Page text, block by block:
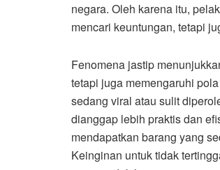
negara. Oleh karena itu,
mencari keuntungan, tetapi
Fenomena jastip
tetapi juga memengaruhi
sedang viral atau sulit
dianggap lebih praktis dan
mendapatkan barang yang
Keinginan untuk tidak